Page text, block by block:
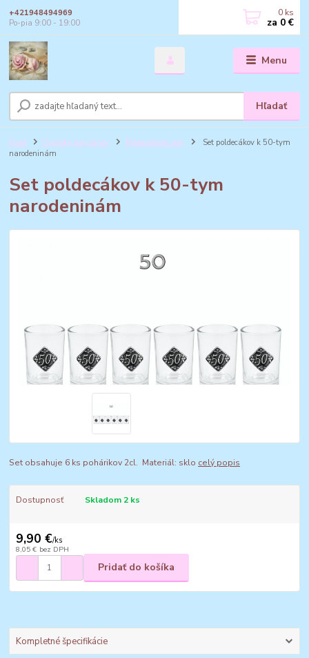
Menu
Hľadať
+421948494969
Po-pia 9:00 - 19:00
0 ks
za 0 €
Úvod Darčeky pre pánov Poldecakove sety
Set poldecákov k 50-tym
narodeninám
Set poldecákov k 50-tym
narodeninám
Set obsahuje 6 ks pohárikov 2cl. Materiál: sklo celý popis
Dostupnosť Skladom 2 ks
9,90 €/ks
8,05 € bez DPH
Pridať do košíka
Kompletné špecifikácie